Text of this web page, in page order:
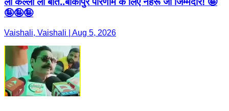
🤪🤪🤪
Vaishali, Vaishali | Aug 5, 2026